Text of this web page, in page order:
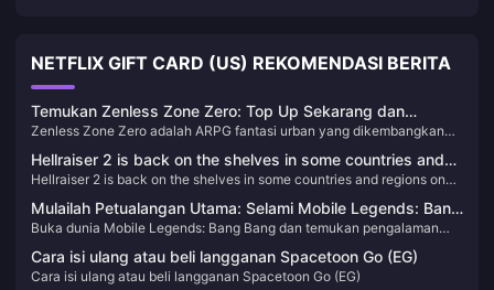
NETFLIX GIFT CARD (US) REKOMENDASI BERITA
Temukan Zenless Zone Zero: Top Up Sekarang dan
Bergabunglah dalam Petualangan!
Zenless Zone Zero adalah ARPG fantasi urban yang dikembangkan
membawa pemain ke dunia di mana bencana alam misterius yang
dikenal sebagai "Hollows" telah mengubah kenyataan. Pemain
berperan sebagai "Proxy" yang menavigasi dunia yang kacau ini,
melawan makhluk berbahaya dan mengungkap kebenaran
tersembunyi. Game ini menggabungkan pertarungan yang
mendebarkan, alur cerita yang menarik, dan beragam karakter untuk
menciptakan pengalaman bermain yang unik.
Hellraiser 2 is back on the shelves in some countries and
regions on Steam
Hellraiser 2 is back on the shelves in some countries and regions on
Mulailah Petualangan Utama: Selami Mobile Legends: Bang
Bang
Buka dunia Mobile Legends: Bang Bang dan temukan pengalaman
MOBA terhebat di ponsel Anda. Pelajari cara top up dan tingkatkan
gameplay Anda hari ini!
Cara isi ulang atau beli langganan Spacetoon Go (EG)
Cara isi ulang atau beli langganan Spacetoon Go (EG)